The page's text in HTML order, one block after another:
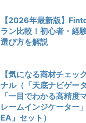
【2026年最新版】
ラン比較！初心者・経
選び方を解説
【気になる商材チェッ
ナル（「天底ナビゲー
「一目でわかる高精度
レームインジケーター
EA」セット）